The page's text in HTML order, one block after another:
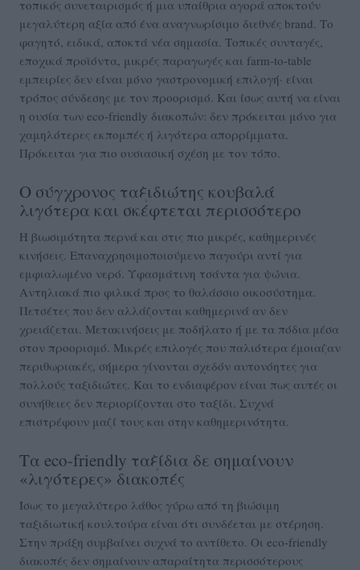
τοπικός συνεταιρισμός ή μια υπαίθρια αγορά αποκτούν
μεγαλύτερη αξία από ένα αναγνωρίσιμο διεθνές brand. Το
φαγητό, ειδικά, αποκτά νέα σημασία. Τοπικές συνταγές,
εποχικά προϊόντα, μικρές παραγωγές και farm-to-table
εμπειρίες δεν είναι μόνο γαστρονομική επιλογή· είναι
τρόπος σύνδεσης με τον προορισμό. Και ίσως αυτή να είναι
η ουσία των eco-friendly διακοπών: δεν πρόκειται μόνο για
χαμηλότερες εκπομπές ή λιγότερα απορρίμματα.
Πρόκειται για πιο ουσιασική σχέση με τον τόπο.
Ο σύγχρονος ταξιδιώτης κουβαλά
λιγότερα και σκέφτεται περισσότερο
Η βιωσιμότητα περνά και στις πιο μικρές, καθημερινές
κινήσεις. Επαναχρησιμοποιούμενο παγούρι αντί για
εμφιαλωμένο νερό. Υφασμάτινη τσάντα για ψώνια.
Αντηλιακά πιο φιλικά προς το θαλάσσιο οικοσύστημα.
Πετσέτες που δεν αλλάζονται καθημερινά αν δεν
χρειάζεται. Μετακινήσεις με ποδήλατο ή με τα πόδια μέσα
στον προορισμό. Μικρές επιλογές που παλιότερα έμοιαζαν
περιθωριακές, σήμερα γίνονται σχεδόν αυτονόητες για
πολλούς ταξιδιώτες. Και το ενδιαφέρον είναι πως αυτές οι
συνήθειες δεν περιορίζονται στο ταξίδι. Συχνά
επιστρέφουν μαζί τους και στην καθημερινότητα.
Τα eco-friendly ταξίδια δε σημαίνουν
«λιγότερες» διακοπές
Ίσως το μεγαλύτερο λάθος γύρω από τη βιώσιμη
ταξιδιωτική κουλτούρα είναι ότι συνδέεται με στέρηση.
Στην πράξη συμβαίνει συχνά το αντίθετο. Οι eco-friendly
διακοπές δεν σημαίνουν απαραίτητα περισσότερους